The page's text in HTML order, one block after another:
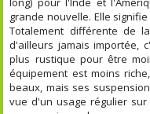
grande nouvelle. Elle
Totalement différente de
d'ailleurs jamais importée,
plus rustique pour être
équipement est moins
beaux, mais ses
vue d'un usage régulier